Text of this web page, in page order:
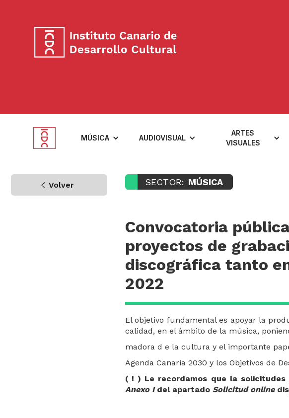
MÚSICA AUDIOVISUAL
ARTES
VISUALES
Volver SECTOR: MÚSICA
Convocatoria
proyectos de
discográfica tanto
2022
El objetivo fundamental es apoyar la
calidad, en el ámbito de la música,
madora d e la cultura y el importante
Agenda Canaria 2030 y los Objetivos de
( ! ) Le recordamos que la
Anexo Idel apartado Solicitud online